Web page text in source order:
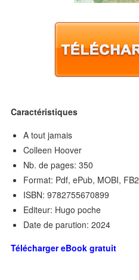
Caractéristiques
A tout jamais
Colleen Hoover
Nb. de pages: 350
Format: Pdf, ePub, MOBI, FB2
ISBN: 9782755670899
Editeur: Hugo poche
Date de parution: 2024
Télécharger eBook gratuit